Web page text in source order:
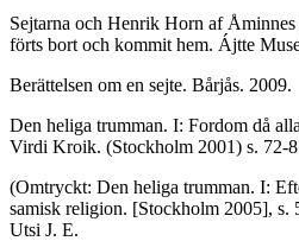
Sejtarna och Henrik Horn af
förts bort och kommit hem. Ájtte
Berättelsen om en sejte. Bårjås. 2009.
Den heliga trumman. I: Fordom då
Virdi Kroik. (Stockholm 2001) s. 72-
(Omtryckt: Den heliga trumman. I:
samisk religion. [Stockholm 2005], s.
Utsi J. E.